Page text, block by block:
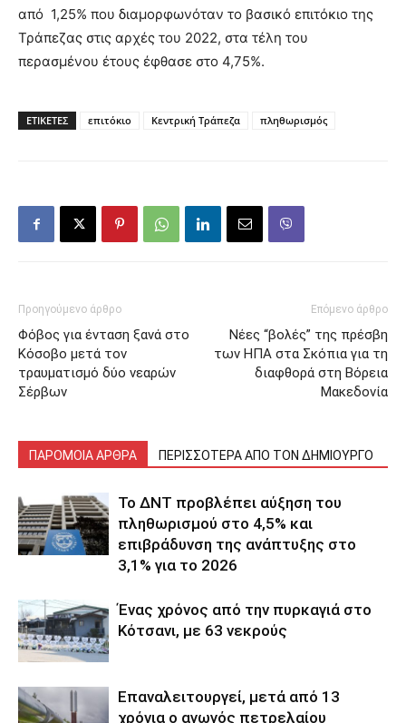
από 1,25% που διαμορφωνόταν το βασικό επιτόκιο της
Τράπεζας στις αρχές του 2022, στα τέλη του
περασμένου έτους έφθασε στο 4,75%.
ΕΤΙΚΕΤΕΣ επιτόκιο Κεντρική Τράπεζα πληθωρισμός
Προηγούμενο άρθρο
Φόβος για ένταση ξανά στο
Κόσοβο μετά τον
τραυματισμό δύο νεαρών
Σέρβων
Επόμενο άρθρο
Νέες “βολές” της πρέσβη
των ΗΠΑ στα Σκόπια για τη
διαφθορά στη Βόρεια
Μακεδονία
ΠΑΡΟΜΟΙΑ ΑΡΘΡΑ ΠΕΡΙΣΣΟΤΕΡΑ ΑΠΟ ΤΟΝ ΔΗΜΙΟΥΡΓΟ
Το ΔΝΤ προβλέπει αύξηση του
πληθωρισμού στο 4,5% και
επιβράδυνση της ανάπτυξης στο
3,1% για το 2026
Ένας χρόνος από την πυρκαγιά στο
Κότσανι, με 63 νεκρούς
Επαναλειτουργεί, μετά από 13
χρόνια ο αγωγός πετρελαίου